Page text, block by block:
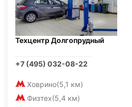
Техцентр Долгопрудный
+7 (495) 032-08-22
Ховрино(5,1 км)
Физтех(5,4 км)